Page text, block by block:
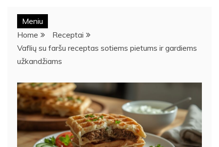
Meniu
Home
Receptai
Vaflių su faršu receptas sotiems pietums ir gardiems
užkandžiams